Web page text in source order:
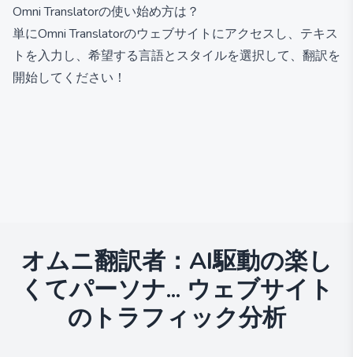
Omni Translatorの使い始め方は？
単にOmni Translatorのウェブサイトにアクセスし、テキス
トを入力し、希望する言語とスタイルを選択して、翻訳を
開始してください！
オムニ翻訳者：AI駆動の楽し
くてパーソナ... ウェブサイト
のトラフィック分析